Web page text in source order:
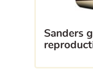
sanders gibiers d’eau